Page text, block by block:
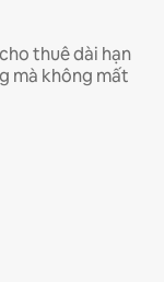
thuê dài hạn
mà không mất